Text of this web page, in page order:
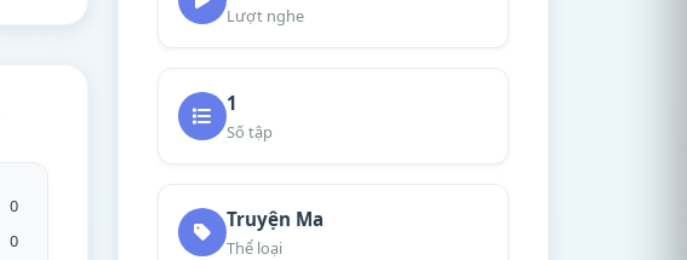
0
0
Lượt nghe
1
Số tập
Truyện Ma
Thể loại